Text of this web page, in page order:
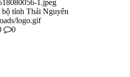
1.jpeg
tỉnh Thái Nguyên
logo.gif
0